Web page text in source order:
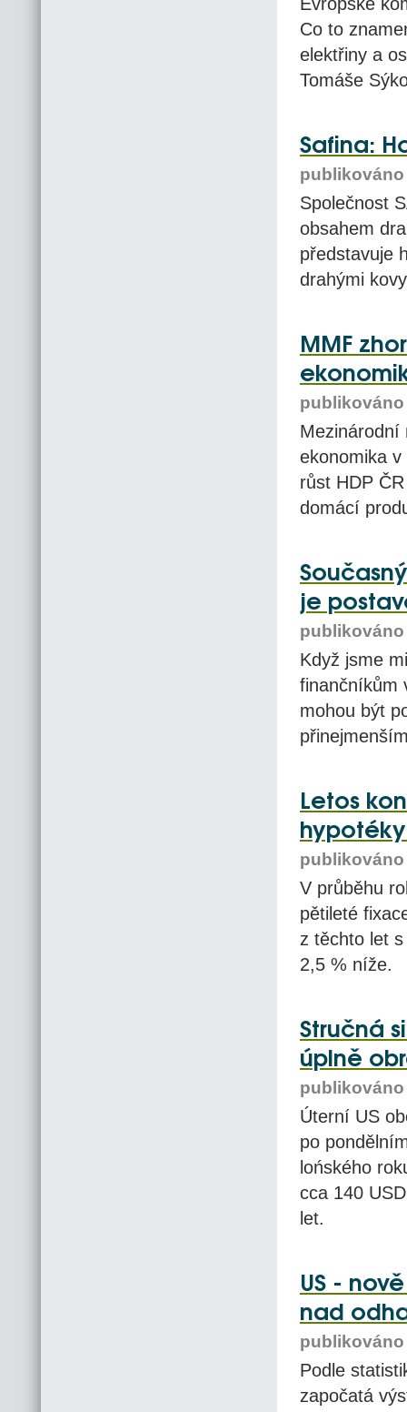
Co to
elektřiny a
Tomáše
Safina:
publikováno
Společnost
obsahem
představuje
drahými
MMF
publikováno
Mezinárodní
ekonomika
růst HDP
domácí
je
publikováno
Když jsme
finančníkům
mohou být
Letos
hypotéky
publikováno
V průběhu
pětileté
z těchto let
2,5 % níže.
Stručná
úplně
publikováno
Úterní US
po
lońského
cca 140
let.
US -
nad
publikováno
Podle
započatá